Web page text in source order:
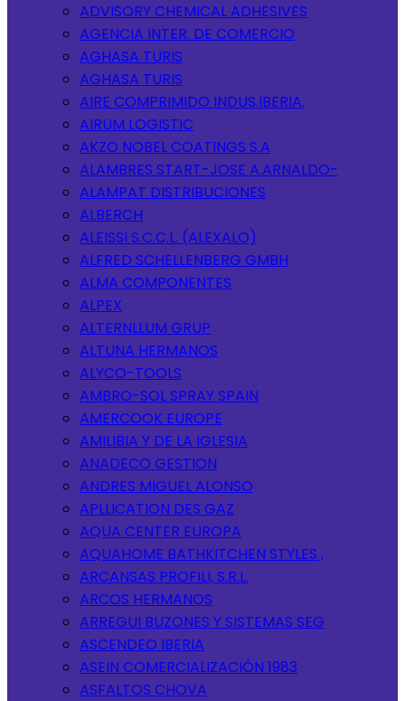
ADVISORY CHEMICAL ADHESIVES
AGENCIA INTER. DE COMERCIO
AGHASA TURIS
AGHASA TURIS
AIRE COMPRIMIDO INDUS.IBERIA.
AIRUM LOGISTIC
AKZO NOBEL COATINGS S.A
ALAMBRES START-JOSE A.ARNALDO-
ALAMPAT DISTRIBUCIONES
ALBERCH
ALEISSI S.C.C.L. (ALEXALO)
ALFRED SCHELLENBERG GMBH
ALMA COMPONENTES
ALPEX
ALTERNLLUM GRUP
ALTUNA HERMANOS
ALYCO-TOOLS
AMBRO-SOL SPRAY SPAIN
AMERCOOK EUROPE
AMILIBIA Y DE LA IGLESIA
ANADECO GESTION
ANDRES MIGUEL ALONSO
APLLICATION DES GAZ
AQUA CENTER EUROPA
AQUAHOME BATHKITCHEN STYLES ,
ARCANSAS PROFILI, S.R.L.
ARCOS HERMANOS
ARREGUI BUZONES Y SISTEMAS SEG
ASCENDEO IBERIA
ASEIN COMERCIALIZACIÓN 1983
ASFALTOS CHOVA